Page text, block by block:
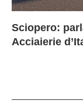
Sciopero:
Acciaierie